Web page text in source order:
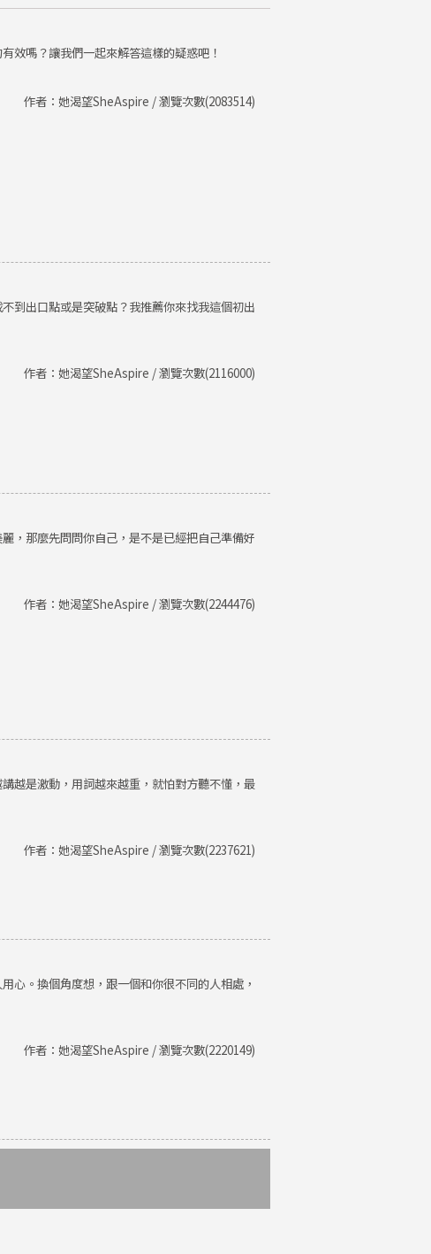
效嗎？讓我們一起來解答這樣的疑惑吧！
作者：她渴望SheAspire / 瀏覽次數(2083514)
到出口點或是突破點？我推薦你來找我這個初出
作者：她渴望SheAspire / 瀏覽次數(2116000)
，那麼先問問你自己，是不是已經把自己準備好
作者：她渴望SheAspire / 瀏覽次數(2244476)
越是激動，用詞越來越重，就怕對方聽不懂，最
作者：她渴望SheAspire / 瀏覽次數(2237621)
心。換個角度想，跟一個和你很不同的人相處，
作者：她渴望SheAspire / 瀏覽次數(2220149)